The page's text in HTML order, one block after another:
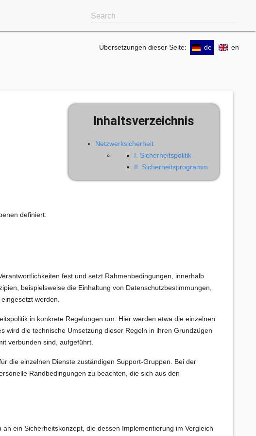
Search
Übersetzungen dieser Seite: de en
Inhaltsverzeichnis
Netzwerksicherheit
I. Sicherheitspolitik
II. Sicherheitsprogramm
definiert:
fest und setzt Rahmenbedingungen, innerhalb
beispielsweise die Einhaltung von Datenschutzbestimmungen,
werden.
in konkrete Regelungen um. Hier werden etwa die einzelnen
wird die technische Umsetzung dieser Regeln in ihren Grundzügen
verbunden sind, aufgeführt.
die einzelnen Dienste zuständigen Support-Gruppen. Bei der
Randbedingungen zu beachten, die sich aus den
ein Sicherheitskonzept, die dessen Implementierung im Vergleich